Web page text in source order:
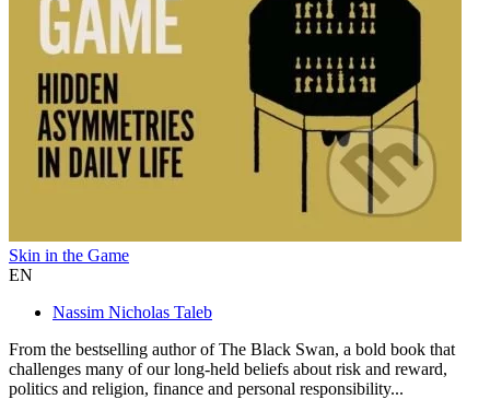
Skin in the Game
EN
Nassim Nicholas Taleb
From the bestselling author of The Black Swan, a bold book that
challenges many of our long-held beliefs about risk and reward,
politics and religion, finance and personal responsibility...